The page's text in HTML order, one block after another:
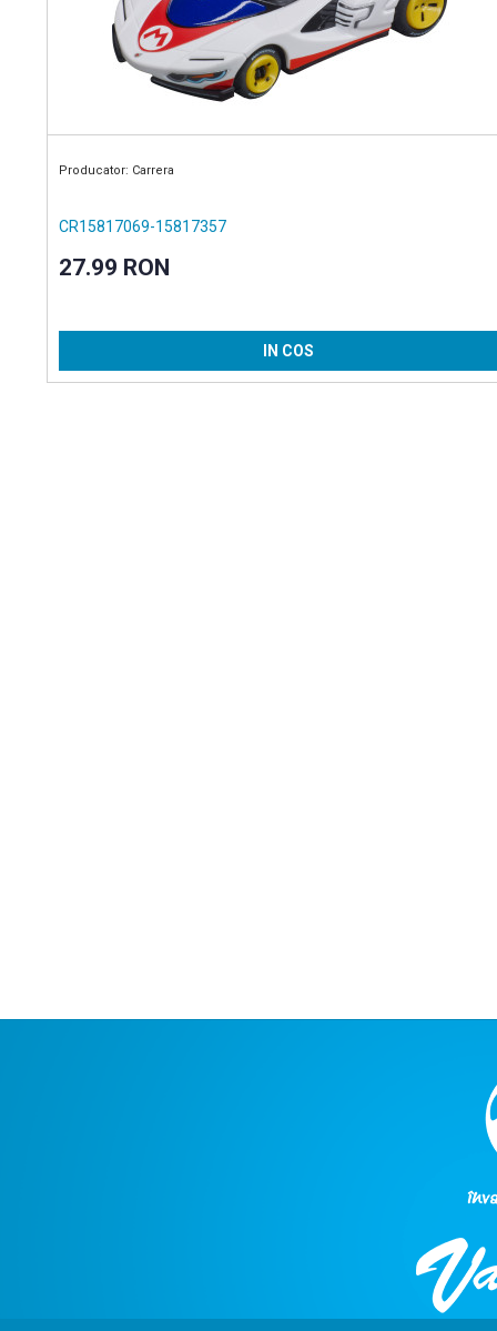
Producator: Carrera
CR15817069-15817357
27.99 RON
IN COS